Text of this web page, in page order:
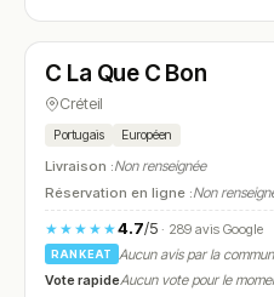
N° 6
C La Que C Bon
Créteil
Portugais Européen
Livraison :Non renseignée
Réservation en ligne :Non
★★★★★4.7/5· 289 avis Google
RANKEAT
Aucun avis par la
Vote rapideAucun vote pour le